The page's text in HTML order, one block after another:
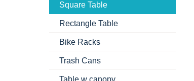
Square Table
Rectangle Table
Bike Racks
Trash Cans